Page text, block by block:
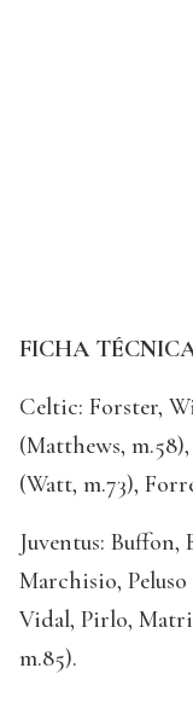
FICHA
Celtic: Forster,
(Matthews,
(Watt, m.73),
Juventus: Buffon,
Marchisio,
Vidal, Pirlo,
m.85).